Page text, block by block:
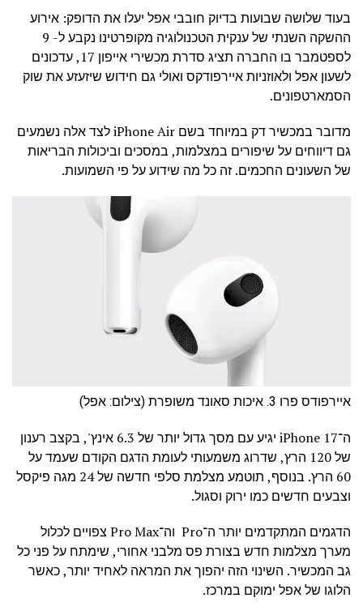
בעוד שלושה שבועות בדיוק חובבי אפל יעלו את הדופק: אירוע
ההשקה השנתי של ענקית הטכנולוגיה מקופרטינו נקבע ל- 9
לספטמבר בו החברה תציג סדרת מכשירי אייפון 17, עדכונים
לשעון אפל ולאוזניות איירפודקס ואולי גם חידוש שיזעזע את שוק
הסמארטפונים.
מדובר במכשיר דק במיוחד בשם iPhone Air לצד אלה נשמעים
גם דיווחים על שיפורים במצלמות, במסכים וביכולות הבריאות
של השעונים החכמים. זה כל מה שידוע על פי השמועות.
איירפודס פרו 3. איכות סאונד משופרת (צילום: אפל)
ה־iPhone 17 יגיע עם מסך גדול יותר של 6.3 אינץ', בקצב רענון
של 120 הרץ, שדרוג משמעותי לעומת הדגם הקודם שעמד על
60 הרץ. בנוסף, תוטמע מצלמת סלפי חדשה של 24 מגה פיקסל
וצבעים חדשים כמו ירוק וסגול.
הדגמים המתקדמים יותר ה־Pro וה־Pro Max צפויים לכלול
מערך מצלמות חדש בצורת פס מלבני אחורי, שימתח על פני כל
גב המכשיר. השינוי הזה יהפוך את המראה לאחיד יותר, כאשר
הלוגו של אפל ימוקם במרכז.